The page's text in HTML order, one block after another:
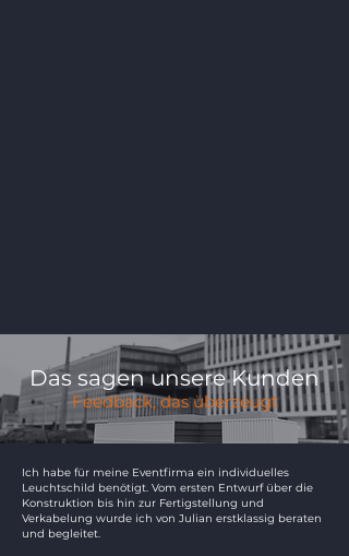
Das sagen unsere Kunden
Feedback, das überzeugt
Ich habe für meine Eventfirma ein individuelles
Leuchtschild benötigt. Vom ersten Entwurf über die
Konstruktion bis hin zur Fertigstellung und
Verkabelung wurde ich von Julian erstklassig beraten
und begleitet.